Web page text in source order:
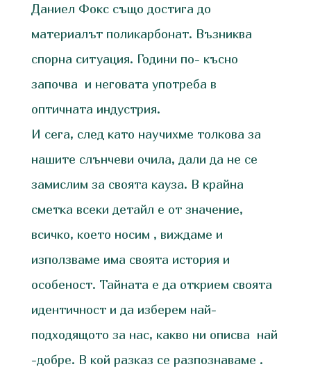
Даниел Фокс също достига до
материалът поликарбонат. Възниква
спорна ситуация. Години по- късно
започва и неговата употреба в
оптичната индустрия.
И сега, след като научихме толкова за
нашите слънчеви очила, дали да не се
замислим за своята кауза. В крайна
сметка всеки детайл е от значение,
всичко, което носим , виждаме и
използваме има своята история и
особеност. Тайната е да открием своята
идентичност и да изберем най-
подходящото за нас, какво ни описва най
-добре. В кой разказ се разпознаваме .